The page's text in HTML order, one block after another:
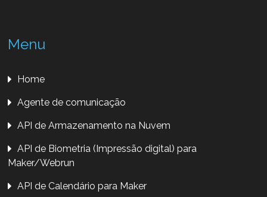
Menu
Home
Agente de comunicação
API de Armazenamento na Nuvem
API de Biometria (Impressão digital) para
Maker/Webrun
API de Calendário para Maker